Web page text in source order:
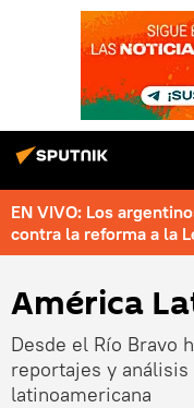
EN VIVO: Los
contra la reforma a la
América
Desde el Río Bravo
reportajes y
latinoamericana